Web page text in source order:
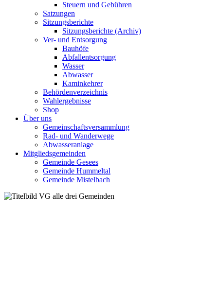
Steuern und Gebühren
Satzungen
Sitzungsberichte
Sitzungsberichte (Archiv)
Ver- und Entsorgung
Bauhöfe
Abfallentsorgung
Wasser
Abwasser
Kaminkehrer
Behördenverzeichnis
Wahlergebnisse
Shop
Über uns
Gemeinschaftsversammlung
Rad- und Wanderwege
Abwasseranlage
Mitgliedsgemeinden
Gemeinde Gesees
Gemeinde Hummeltal
Gemeinde Mistelbach